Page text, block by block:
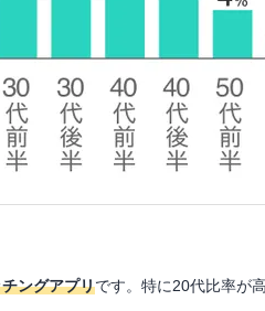
ングアプリです。特に20代比率が